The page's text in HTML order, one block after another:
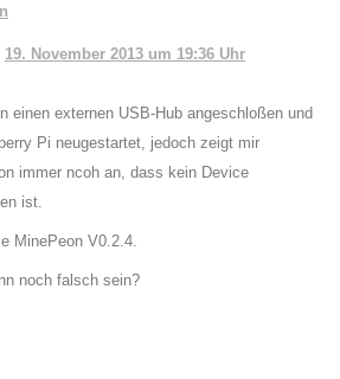
19. November 2013 um 19:36 Uhr
einen externen USB-Hub angeschloßen und
Pi neugestartet, jedoch zeigt mir
immer ncoh an, dass kein Device
ist.
MinePeon V0.2.4.
noch falsch sein?